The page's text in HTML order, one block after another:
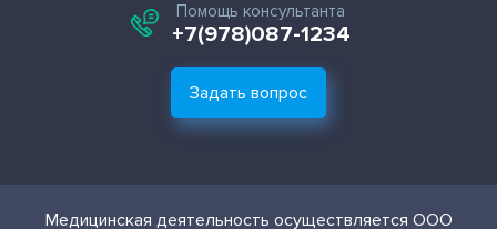
Помощь консультанта
+7(978)087-1234
Задать вопрос
Медицинская деятельность осуществляется ООО